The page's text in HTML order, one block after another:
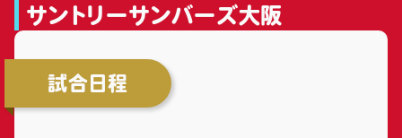
サントリーサンバーズ大阪
試合日程